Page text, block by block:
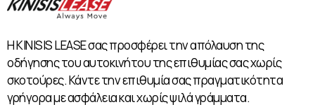
Η KINISIS LEASE σας προσφέρει την απόλαυση της
οδήγησης του αυτοκινήτου της επιθυμίας σας χωρίς
σκοτούρες. Κάντε την επιθυμία σας πραγματικότητα
γρήγορα με ασφάλεια και χωρίς ψιλά γράμματα.